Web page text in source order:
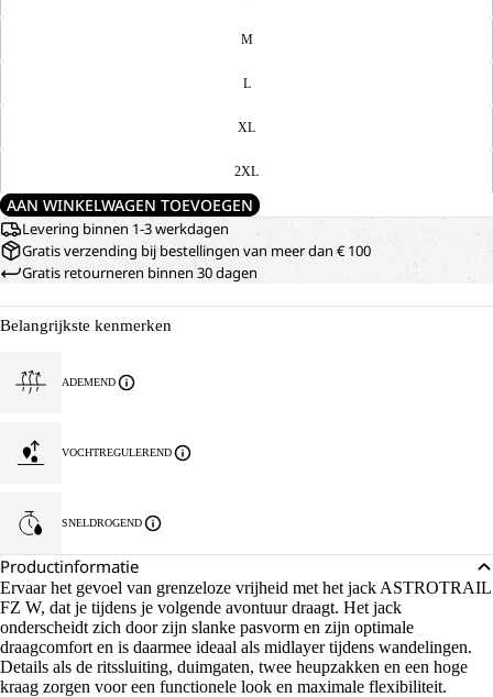
M
L
XL
2XL
AAN WINKELWAGEN TOEVOEGEN
Levering binnen 1-3 werkdagen
Gratis verzending bij bestellingen van meer dan € 100
Gratis retourneren binnen 30 dagen
Belangrijkste kenmerken
ADEMEND
VOCHTREGULEREND
SNELDROGEND
Productinformatie
Ervaar het gevoel van grenzeloze vrijheid met het jack ASTROTRAIL
FZ W, dat je tijdens je volgende avontuur draagt. Het jack
onderscheidt zich door zijn slanke pasvorm en zijn optimale
draagcomfort en is daarmee ideaal als midlayer tijdens wandelingen.
Details als de ritssluiting, duimgaten, twee heupzakken en een hoge
kraag zorgen voor een functionele look en maximale flexibiliteit.